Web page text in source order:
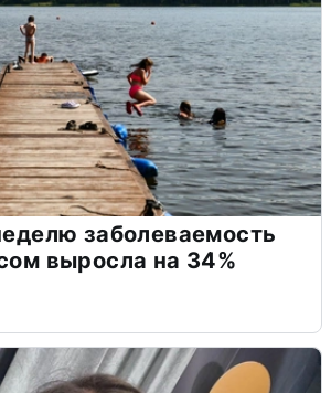
заболеваемость
выросла на 34%